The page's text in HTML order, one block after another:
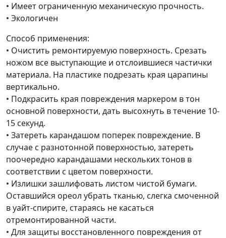
• Имеет ограниченную механическую прочность.
• Экологичен
Способ применения:
• Очистить ремонтируемую поверхность. Срезать
ножом все выступающие и отслоившиеся частички
материала. На пластике подрезать края царапины
вертикально.
• Подкрасить края повреждения маркером в тон
основной поверхности, дать высохнуть в течение 10-
15 секунд.
• Затереть карандашом поперек повреждение. В
случае с разнотонной поверхностью, затереть
поочередно карандашами нескольких тонов в
соответствии с цветом поверхности.
• Излишки зашлифовать листом чистой бумаги.
Оставшийся ореол убрать тканью, слегка смоченной
в уайт-спирите, стараясь не касаться
отремонтированной части.
• Для защиты восстановленного повреждения от